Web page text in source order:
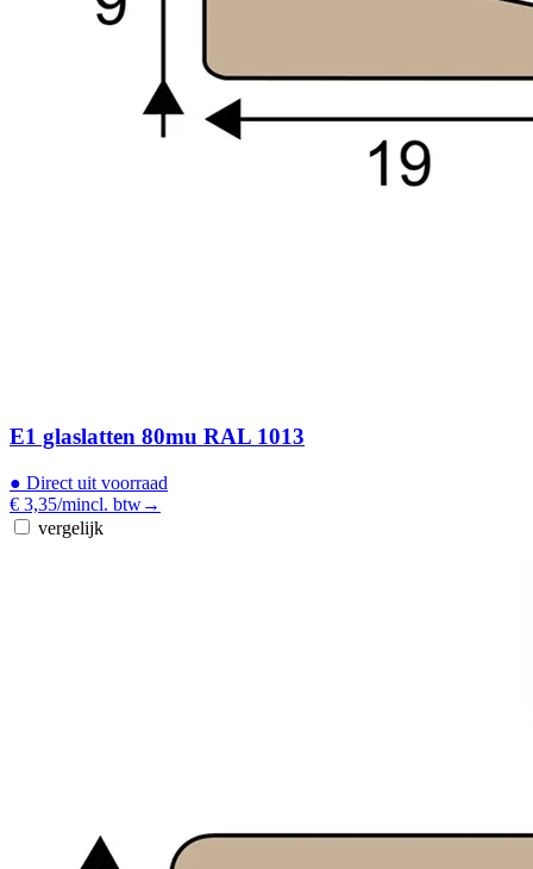
E1 glaslatten 80mu RAL 1013
● Direct uit voorraad
€ 3,35/mincl. btw→
vergelijk